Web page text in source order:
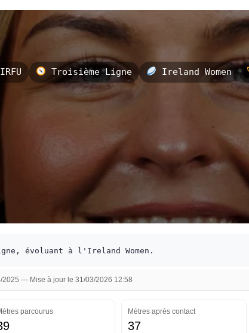
IRFU Troisième Ligne Ireland Women
évoluant à l'Ireland Women.
— Mise à jour le 31/03/2026 12:58
parcourus Mètres après contact
37